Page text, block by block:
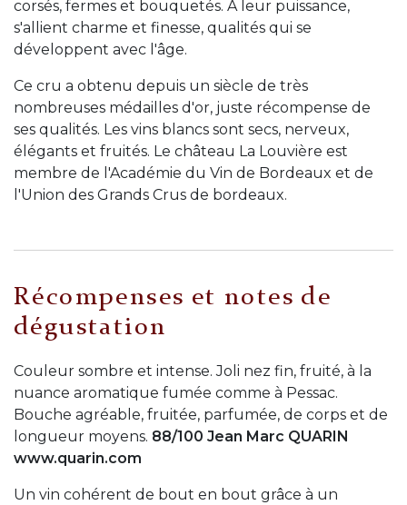
corsés, fermes et bouquetés. A leur puissance,
s'allient charme et finesse, qualités qui se
développent avec l'âge.
Ce cru a obtenu depuis un siècle de très
nombreuses médailles d'or, juste récompense de
ses qualités. Les vins blancs sont secs, nerveux,
élégants et fruités. Le château La Louvière est
membre de l'Académie du Vin de Bordeaux et de
l'Union des Grands Crus de bordeaux.
Récompenses et notes de
dégustation
Couleur sombre et intense. Joli nez fin, fruité, à la
nuance aromatique fumée comme à Pessac.
Bouche agréable, fruitée, parfumée, de corps et de
longueur moyens. 88/100 Jean Marc QUARIN
www.quarin.com
Un vin cohérent de bout en bout grâce à un